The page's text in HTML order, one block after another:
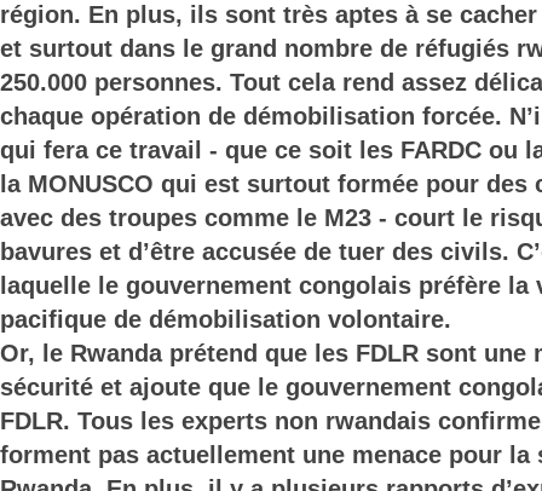
région. En plus, ils sont très aptes à se
et surtout dans le grand nombre de réfugiés
250.000 personnes. Tout cela rend assez
chaque opération de démobilisation forcée.
qui fera ce travail - que ce soit les FARDC ou
la MONUSCO qui est surtout formée pour
avec des troupes comme le M23 - court le
bavures et d’être accusée de tuer des civils.
laquelle le gouvernement congolais préfère la
pacifique de démobilisation volontaire.
Or, le Rwanda prétend que les FDLR sont une
sécurité et ajoute que le gouvernement
FDLR. Tous les experts non rwandais
forment pas actuellement une menace pour